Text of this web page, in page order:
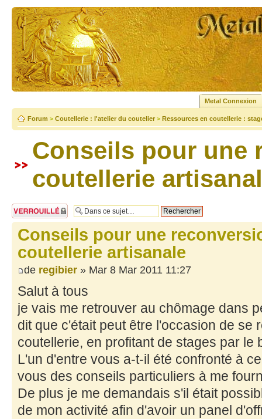
Metal Connexion
Forum > Coutellerie : l'atelier du coutelier > Ressources en coutellerie :
Conseils pour une
coutellerie
Sujet verrouillé
Conseils pour une
coutellerie artisanale
de regibier » Mar 8 Mar 2011 11:27
Salut à tous
je vais me retrouver au chômage dans
dit que c'était peut être l'occasion de se
coutellerie, en profitant de stages par le
L'un d'entre vous a-t-il été confronté à
vous des conseils particuliers à me
De plus je me demandais s'il était
de mon activité afin d'avoir un panel